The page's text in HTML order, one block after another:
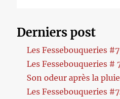
Derniers post
Les Fessebouqueries
Les Fessebouqueries #
Son odeur après la pluie
Les Fessebouqueries